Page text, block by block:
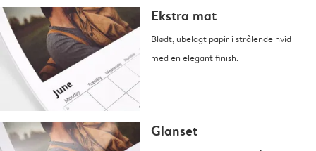
Ekstra mat
Blødt, ubelagt papir i strålende hvid
med en elegant finish.
Glanset